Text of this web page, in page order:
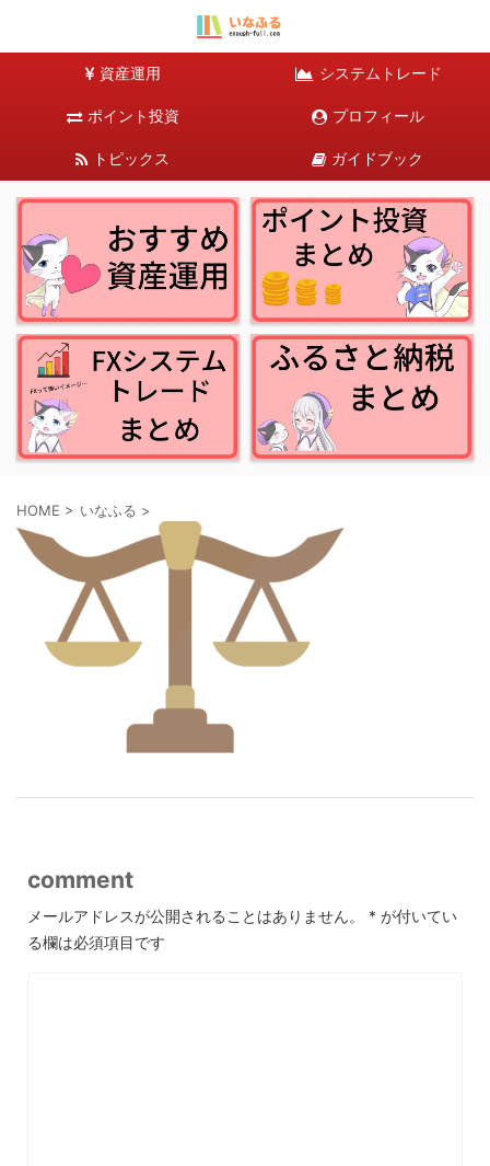
資産運用 システムトレード
ポイント投資 プロフィール
トピックス ガイドブック
HOME > いなふる >
comment
メールアドレスが公開されることはありません。 * が付いてい
る欄は必須項目です